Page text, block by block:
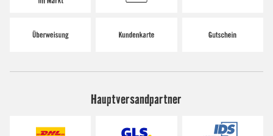
Hauptversandpartner